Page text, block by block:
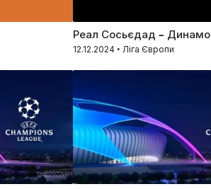
Реал Сосьєдад – Динамо
12.12.2024 • Ліга Європи